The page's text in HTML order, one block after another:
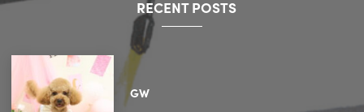
RECENT POSTS
GW